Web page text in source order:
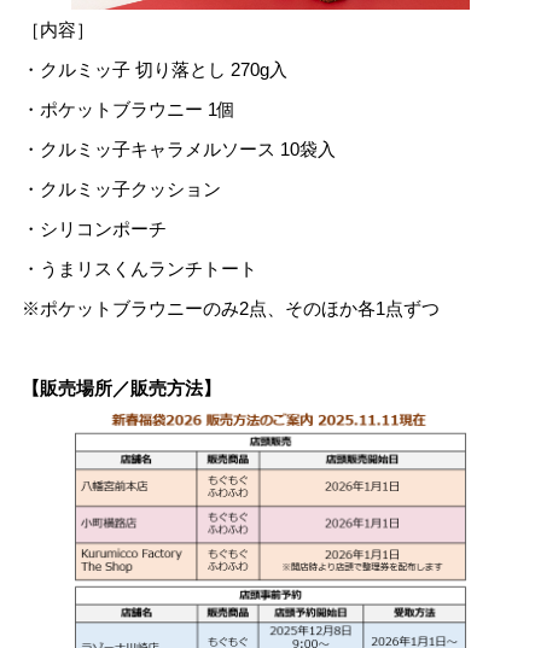
［内容］
・クルミッ子 切り落とし 270g入
・ポケットブラウニー 1個
・クルミッ子キャラメルソース 10袋入
・クルミッ子クッション
・シリコンポーチ
・うまリスくんランチトート
※ポケットブラウニーのみ2点、そのほか各1点ずつ
【販売場所／販売方法】